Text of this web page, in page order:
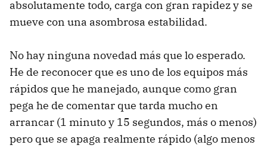
absolutamente todo, carga con gran rapidez y se
mueve con una asombrosa estabilidad.
No hay ninguna novedad más que lo esperado.
He de reconocer que es uno de los equipos más
rápidos que he manejado, aunque como gran
pega he de comentar que tarda mucho en
arrancar (1 minuto y 15 segundos, más o menos)
pero que se apaga realmente rápido (algo menos